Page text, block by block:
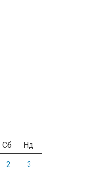
Сб Нд
2 3